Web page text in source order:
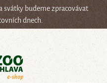
svátky budeme zpracovávat
dnech.